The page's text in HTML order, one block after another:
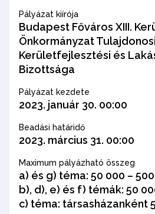
Pályázat kiírója
Budapest Főváros XIII.
Önkormányzat
Kerületfejlesztési és
Bizottsága
Pályázat kezdete
2023. január 30. 00:00
Beadási határidő
2023. március 31. 00:00
Maximum pályázható összeg
a) és g) téma: 50 000 –
b), d), e) és f) témák: 50
c) téma: társasházanként